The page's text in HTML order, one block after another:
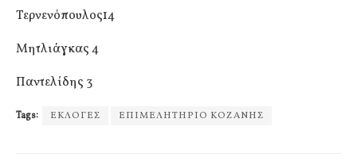
Τερνενόπουλος14
Μητλιάγκας 4
Παντελίδης 3
Tags: ΕΚΛΟΓΕΣ ΕΠΙΜΕΛΗΤΗΡΙΟ ΚΟΖΑΝΗΣ